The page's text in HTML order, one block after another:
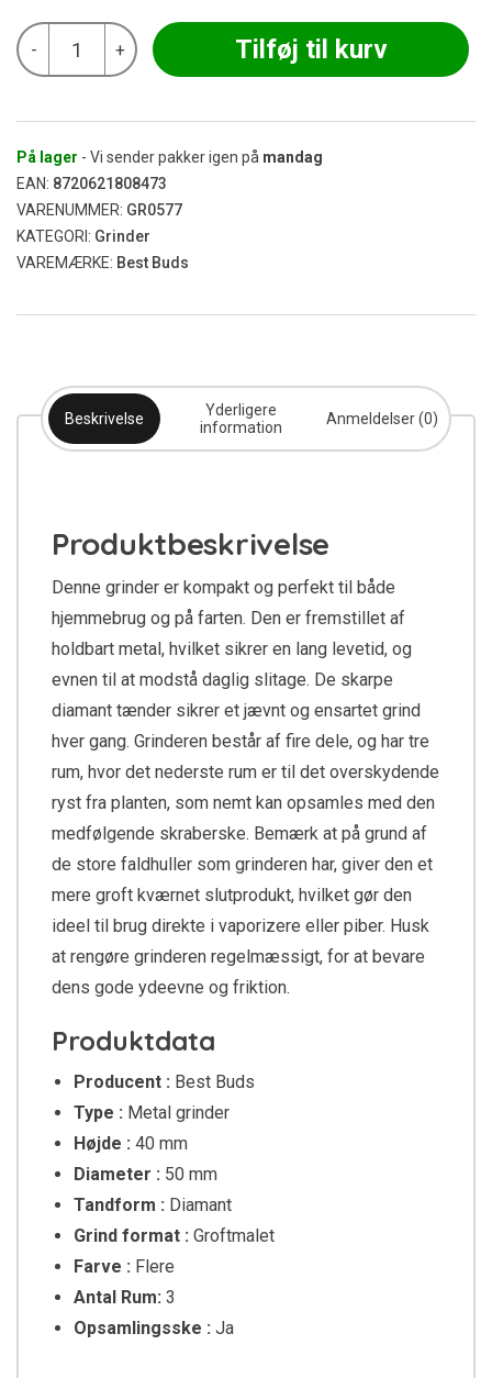
-
Best
Buds
-
Cone
Grinder
Ø50
antal
+ Tilføj til kurv
På lager - Vi sender pakker igen på mandag
EAN: 8720621808473
VARENUMMER: GR0577
KATEGORI: Grinder
VAREMÆRKE: Best Buds
Beskrivelse
Yderligere
information
Anmeldelser (0)
Produktbeskrivelse
Denne grinder er kompakt og perfekt til både
hjemmebrug og på farten. Den er fremstillet af
holdbart metal, hvilket sikrer en lang levetid, og
evnen til at modstå daglig slitage. De skarpe
diamant tænder sikrer et jævnt og ensartet grind
hver gang. Grinderen består af fire dele, og har tre
rum, hvor det nederste rum er til det overskydende
ryst fra planten, som nemt kan opsamles med den
medfølgende skraberske. Bemærk at på grund af
de store faldhuller som grinderen har, giver den et
mere groft kværnet slutprodukt, hvilket gør den
ideel til brug direkte i vaporizere eller piber. Husk
at rengøre grinderen regelmæssigt, for at bevare
dens gode ydeevne og friktion.
Produktdata
Producent : Best Buds
Type : Metal grinder
Højde : 40 mm
Diameter : 50 mm
Tandform : Diamant
Grind format : Groftmalet
Farve : Flere
Antal Rum: 3
Opsamlingsske : Ja